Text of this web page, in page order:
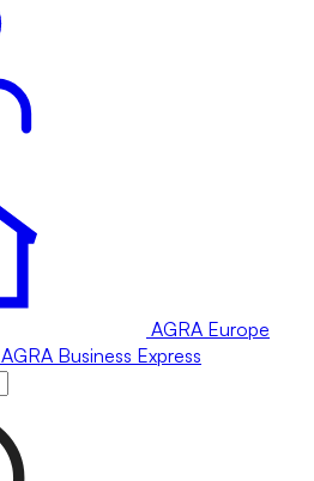
AGRA Europe
AGRA Business Express